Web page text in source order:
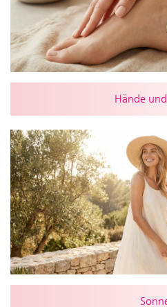
Hände